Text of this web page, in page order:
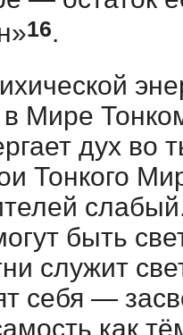
16.
в Мире
дух во
Тонкого
быть
служит
себя —
как